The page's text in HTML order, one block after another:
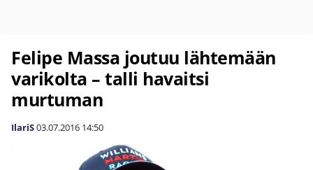
Felipe Massa joutuu lähtemään
varikolta – talli havaitsi
murtuman
IlariS03.07.2016 14:50